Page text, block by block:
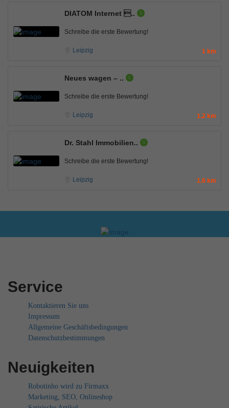
DIATOM Internet ..
Schreibe die erste Bewertung!
Leipzig 1 km
Neues wagen – ..
Schreibe die erste Bewertung!
Leipzig 1.2 km
Dr. Stahl Immobilien..
Schreibe die erste Bewertung!
Leipzig 1.6 km
Service
Kontaktieren Sie uns
Impressum
Allgemeine Geschäftsbedingungen
Datenschutzbestimmungen
Neuigkeiten
Robotinho wird zu Firmaxx
Marketing, SEO, Onlineshop